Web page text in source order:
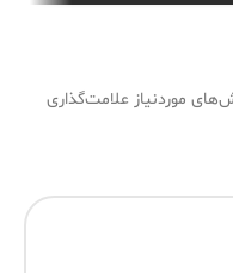
موردنیاز علامت‌گذاری